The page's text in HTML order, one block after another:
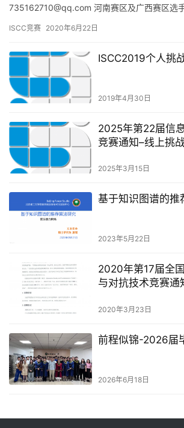
735162710@qq.com 河南赛区及广西赛区选
ISCC竞赛 2020年6月22日
ISCC2019个人挑
2019年4月30日
2025年第22届信
竞赛通知–线上挑
2025年3月15日
基于知识图谱的推
2023年5月22日
2020年第17届全
与对抗技术竞赛通
2020年3月23日
前程似锦-2026届
2026年6月18日